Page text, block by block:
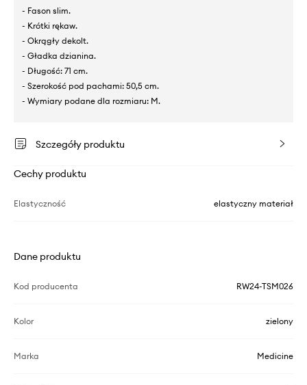
- Fason slim.
- Krótki rękaw.
- Okrągły dekolt.
- Gładka dzianina.
- Długość: 71 cm.
- Szerokość pod pachami: 50,5 cm.
- Wymiary podane dla rozmiaru: M.
Szczegóły produktu
Cechy produktu
Elastyczność elastyczny materiał
Dane produktu
Kod producenta RW24-TSM026
Kolor zielony
Marka Medicine